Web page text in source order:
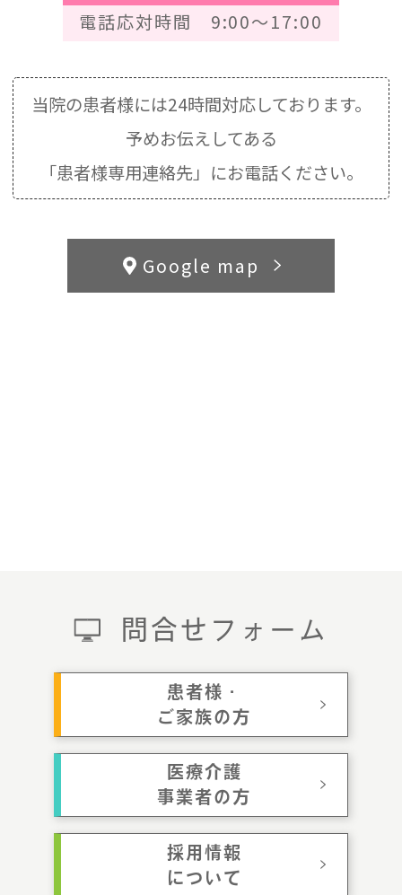
電話応対時間 9:00～17:00
当院の患者様には24時間対応しております。
予めお伝えしてある
「患者様専用連絡先」にお電話ください。
問合せフォーム
患者様・
ご家族の方
医療介護
事業者の方
採用情報
について
Google map